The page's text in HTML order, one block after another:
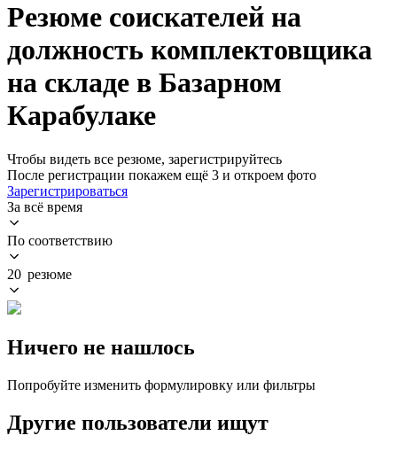
Резюме соискателей на
должность комплектовщика
на складе в Базарном
Карабулаке
Чтобы видеть все резюме, зарегистрируйтесь
После регистрации покажем ещё 3 и откроем фото
Зарегистрироваться
За всё время
По соответствию
20 резюме
Ничего не нашлось
Попробуйте изменить формулировку или фильтры
Другие пользователи ищут